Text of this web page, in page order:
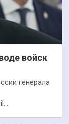
войск
генерала